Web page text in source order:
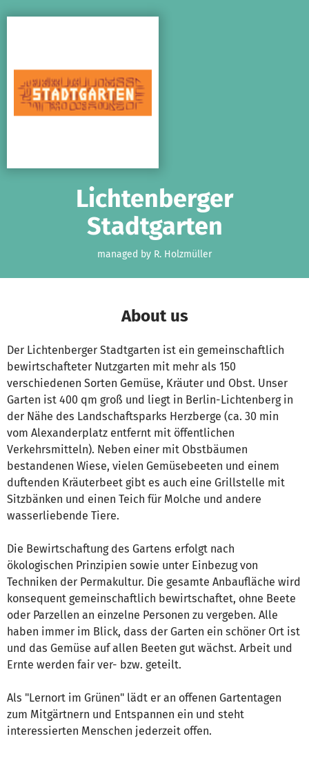
Lichtenberger
Stadtgarten
managed by R. Holzmüller
About us
Der Lichtenberger Stadtgarten ist ein gemeinschaftlich
bewirtschafteter Nutzgarten mit mehr als 150
verschiedenen Sorten Gemüse, Kräuter und Obst. Unser
Garten ist 400 qm groß und liegt in Berlin-Lichtenberg in
der Nähe des Landschaftsparks Herzberge (ca. 30 min
vom Alexanderplatz entfernt mit öffentlichen
Verkehrsmitteln). Neben einer mit Obstbäumen
bestandenen Wiese, vielen Gemüsebeeten und einem
duftenden Kräuterbeet gibt es auch eine Grillstelle mit
Sitzbänken und einen Teich für Molche und andere
wasserliebende Tiere.
Die Bewirtschaftung des Gartens erfolgt nach
ökologischen Prinzipien sowie unter Einbezug von
Techniken der Permakultur. Die gesamte Anbaufläche wird
konsequent gemeinschaftlich bewirtschaftet, ohne Beete
oder Parzellen an einzelne Personen zu vergeben. Alle
haben immer im Blick, dass der Garten ein schöner Ort ist
und das Gemüse auf allen Beeten gut wächst. Arbeit und
Ernte werden fair ver- bzw. geteilt.
Als "Lernort im Grünen" lädt er an offenen Gartentagen
zum Mitgärtnern und Entspannen ein und steht
interessierten Menschen jederzeit offen.